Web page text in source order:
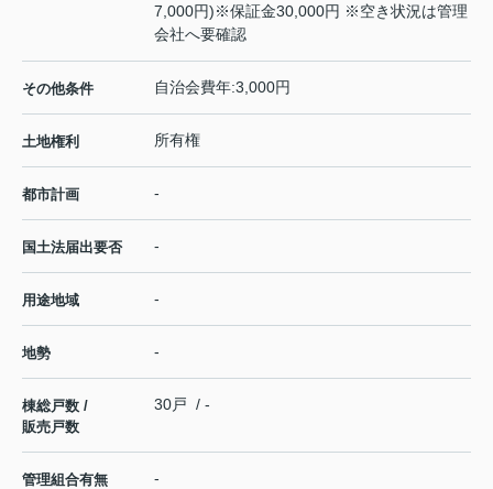
7,000円)※保証金30,000円 ※空き状況は管理
会社へ要確認
その他条件 自治会費年:3,000円
土地権利 所有権
都市計画 -
国土法届出要否 -
用途地域 -
地勢 -
棟総戸数 /
販売戸数
30戸 / -
管理組合有無 -